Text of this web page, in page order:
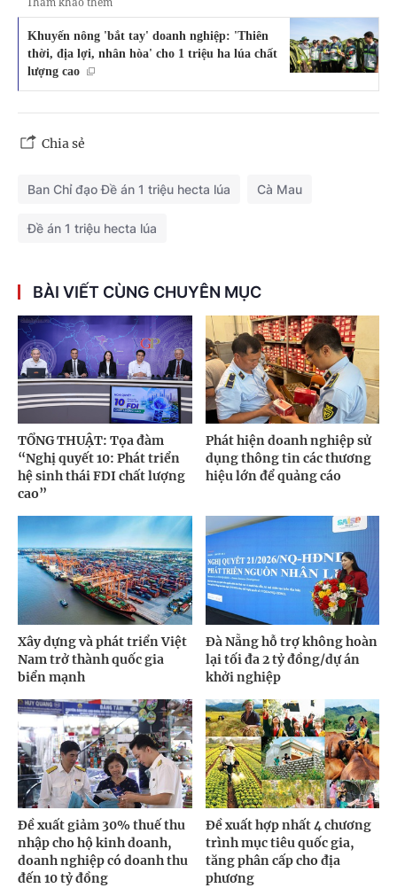
Khuyến nông 'bắt tay' doanh nghiệp: 'Thiên
thời, địa lợi, nhân hòa' cho 1 triệu ha lúa chất
lượng cao
Chia sẻ
Ban Chỉ đạo Đề án 1 triệu hecta lúa Cà Mau
Đề án 1 triệu hecta lúa
BÀI VIẾT CÙNG CHUYÊN MỤC
TỔNG THUẬT: Tọa đàm
“Nghị quyết 10: Phát triển
hệ sinh thái FDI chất lượng
cao”
Phát hiện doanh nghiệp sử
dụng thông tin các thương
hiệu lớn để quảng cáo
Xây dựng và phát triển Việt
Nam trở thành quốc gia
biển mạnh
Đà Nẵng hỗ trợ không hoàn
lại tối đa 2 tỷ đồng/dự án
khởi nghiệp
Đề xuất giảm 30% thuế thu
nhập cho hộ kinh doanh,
doanh nghiệp có doanh thu
đến 10 tỷ đồng
Đề xuất hợp nhất 4 chương
trình mục tiêu quốc gia,
tăng phân cấp cho địa
phương